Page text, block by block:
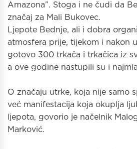
Amazona”. Stoga i ne čudi da
značaj za Mali Bukovec.
Ljepote Bednje, ali i dobra
atmosfera prije, tijekom i nakon
gotovo 300 trkača i trkačica iz
a ove godine nastupili su i
O značaju utrke, koja nije samo
već manifestacija koja okuplja
ljepota, govorio je načelnik
Marković.